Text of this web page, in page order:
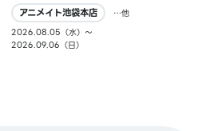
アニメイト池袋本店
…他
2026.08.05（水）〜
2026.09.06（日）